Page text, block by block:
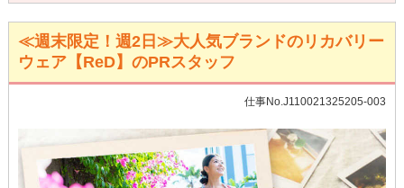
≪週末限定！週2日≫大人気ブランドのリカバリー
ウェア【ReD】のPRスタッフ
仕事No.J110021325205-003